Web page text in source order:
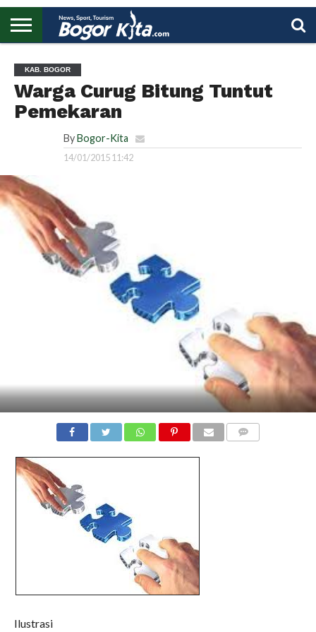
UTAMA
KAB. BOGOR
Warga Curug Bitung Tuntut
Pemekaran
By Bogor-Kita
14/01/2015 11:42
Ilustrasi